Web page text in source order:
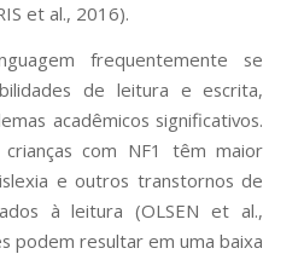
et al., 2016).
frequentemente se
de leitura e escrita,
acadêmicos significativos.
com NF1 têm maior
e outros transtornos de
à leitura (OLSEN et al.,
podem resultar em uma baixa